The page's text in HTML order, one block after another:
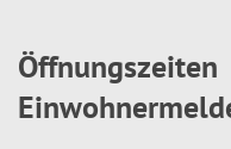
Öffnungszeiten